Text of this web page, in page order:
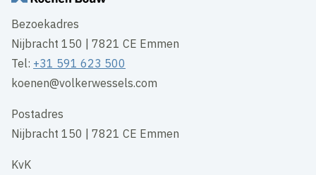
Bezoekadres
Nijbracht 150 | 7821 CE Emmen
Tel: +31 591 623 500
koenen@volkerwessels.com
Postadres
Nijbracht 150 | 7821 CE Emmen
KvK